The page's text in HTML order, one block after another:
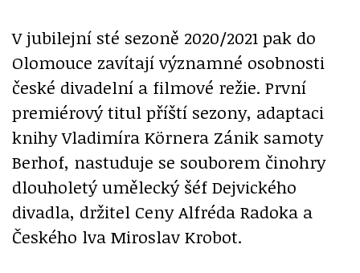
V jubilejní sté sezoně 2020/2021 pak do
Olomouce zavítají významné osobnosti
české divadelní a filmové režie. První
premiérový titul příští sezony, adaptaci
knihy Vladimíra Körnera Zánik samoty
Berhof, nastuduje se souborem činohry
dlouholetý umělecký šéf Dejvického
divadla, držitel Ceny Alfréda Radoka a
Českého lva Miroslav Krobot.